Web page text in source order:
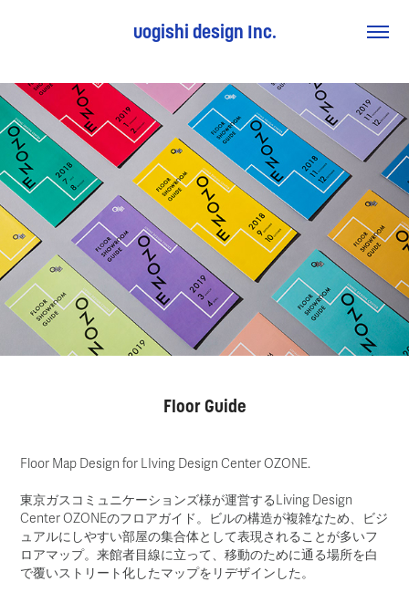
uogishi design Inc.
Floor Guide
Floor Map Design for LIving Design Center OZONE.
東京ガスコミュニケーションズ様が運営するLiving Design
Center OZONEのフロアガイド。ビルの構造が複雑なため、ビジ
ュアルにしやすい部屋の集合体として表現されることが多いフ
ロアマップ。来館者目線に立って、移動のために通る場所を白
で覆いストリート化したマップをリデザインした。